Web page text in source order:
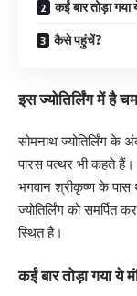
कईं बार तोड़ा गया
कैसे पहुंचें?
इस ज्योतिर्लिंग में है
सोमनाथ ज्योतिर्लिंग
पारस पत्थर भी कहते
भगवान श्रीकृष्ण के पास
ज्योतिर्लिंग को
स्थित है।
कईं बार तोड़ा गया ये